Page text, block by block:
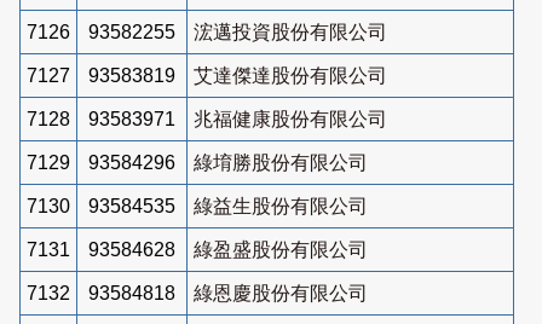
7126 93582255 浤邁投資股份有限公司
7127 93583819 艾達傑達股份有限公司
7128 93583971 兆福健康股份有限公司
7129 93584296 綠堉勝股份有限公司
7130 93584535 綠益生股份有限公司
7131 93584628 綠盈盛股份有限公司
7132 93584818 綠恩慶股份有限公司